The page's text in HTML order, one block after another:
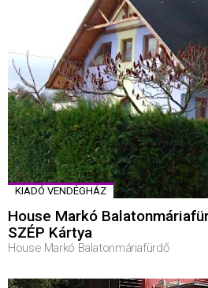
KIADÓ VENDÉGHÁZ
House Markó
SZÉP Kártya
House Markó Balatonmáriafürdő